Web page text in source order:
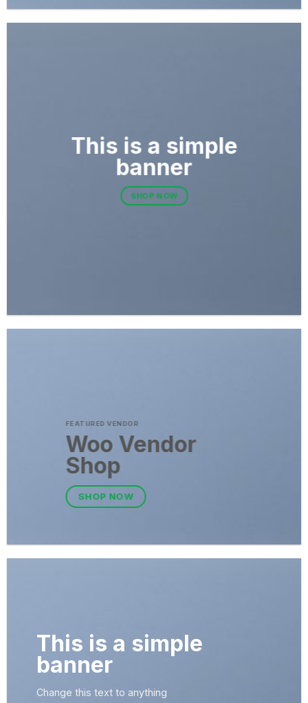
This is a simple
banner
SHOP NOW
FEATURED VENDOR
Woo Vendor
Shop
SHOP NOW
This is a simple
banner
Change this text to anything